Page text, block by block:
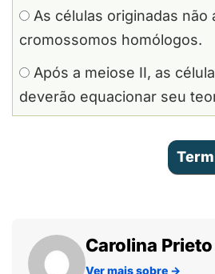
As células originadas não
cromossomos homólogos.
Após a meiose II, as
deverão equacionar seu
Carolina Prieto
Ver mais sobre →